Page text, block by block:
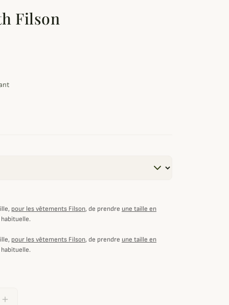
Filson
pour les vêtements Filson, de prendre une taille en
pour les vêtements Filson, de prendre une taille en
add